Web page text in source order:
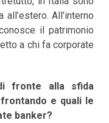
All’interno
il patrimonio
a chi fa corporate
fronte alla sfida
e quali le
banker?